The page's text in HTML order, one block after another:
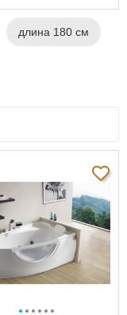
длина 180 см